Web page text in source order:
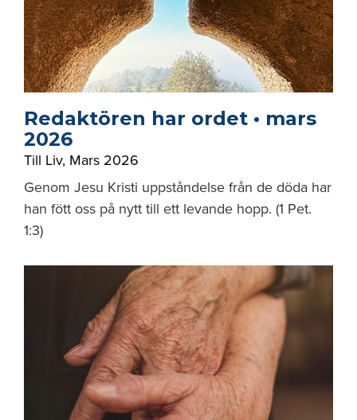
Redaktören har ordet • mars
2026
Till Liv, Mars 2026
Genom Jesu Kristi uppståndelse från de döda har
han fött oss på nytt till ett levande hopp. (1 Pet.
1:3)